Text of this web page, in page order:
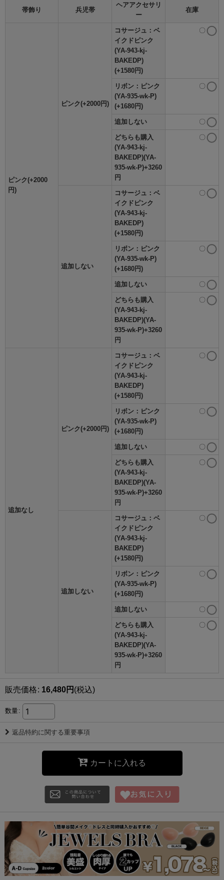
帯飾り 兵児帯
ヘアアクセサリ
ー
在庫
ピンク(+2000
円)
ピンク(+2000円)
コサージュ：ベ
イクドピンク
(YA-943-kj-
BAKEDP)
(+1580円)
〇
リボン：ピンク
(YA-935-wk-P)
(+1680円)
〇
追加しない 〇
どちらも購入
(YA-943-kj-
BAKEDP)(YA-
935-wk-P)+3260
円
〇
追加しない
コサージュ：ベ
イクドピンク
(YA-943-kj-
BAKEDP)
(+1580円)
〇
リボン：ピンク
(YA-935-wk-P)
(+1680円)
〇
追加しない 〇
どちらも購入
(YA-943-kj-
BAKEDP)(YA-
935-wk-P)+3260
円
〇
追加なし
ピンク(+2000円)
コサージュ：ベ
イクドピンク
(YA-943-kj-
BAKEDP)
(+1580円)
〇
リボン：ピンク
(YA-935-wk-P)
(+1680円)
〇
追加しない 〇
どちらも購入
(YA-943-kj-
BAKEDP)(YA-
935-wk-P)+3260
円
〇
追加しない
コサージュ：ベ
イクドピンク
(YA-943-kj-
BAKEDP)
(+1580円)
〇
リボン：ピンク
(YA-935-wk-P)
(+1680円)
〇
追加しない 〇
どちらも購入
(YA-943-kj-
BAKEDP)(YA-
935-wk-P)+3260
円
〇
販売価格: 16,480円 (税込)
数量:
返品特約に関する重要事項
カートに入れる